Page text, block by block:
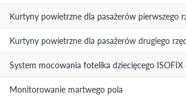
Kurtyny powietrzne dla pasażerów pierwszego
Kurtyny powietrzne dla pasażerów drugiego
System mocowania fotelika dziecięcego
Monitorowanie martwego pola